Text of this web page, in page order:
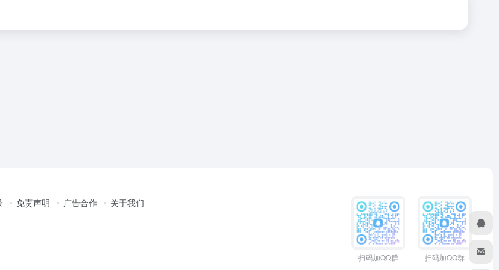
免责声明 广告合作 关于我们
扫码加QQ群 扫码加QQ群